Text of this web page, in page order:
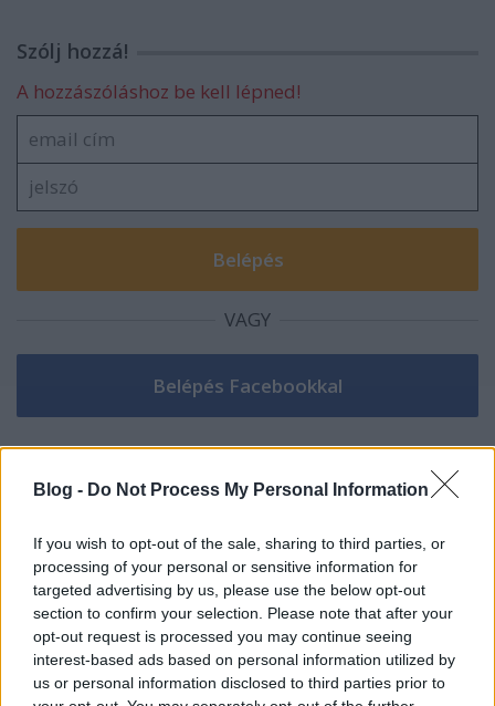
Blog - Do Not Process My Personal Information
If you wish to opt-out of the sale, sharing to third parties, or
processing of your personal or sensitive information for
targeted advertising by us, please use the below opt-out
section to confirm your selection. Please note that after your
opt-out request is processed you may continue seeing
interest-based ads based on personal information utilized by
us or personal information disclosed to third parties prior to
Szólj hozzá!
A hozzászóláshoz be kell lépned!
VAGY
kutyás majmok népe (törölt)
7 éve
@Ménár Atya: "ha már anyázzuk egymást akkor
legalább tisztességesen tegyük"